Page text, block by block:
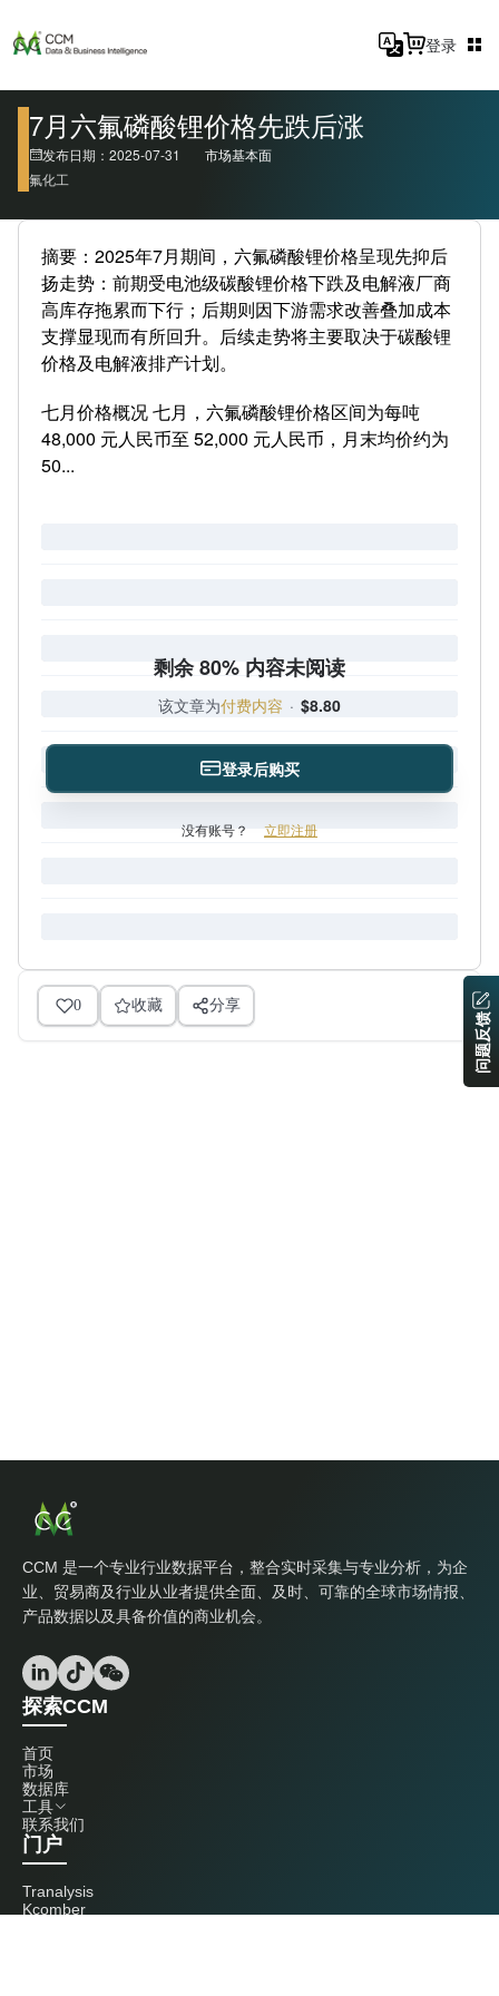
登录
7月六氟磷酸锂价格先跌后涨
发布日期：2025-07-31
市场基本面
氟化工
摘要：2025年7月期间，六氟磷酸锂价格呈现先抑后
扬走势：前期受电池级碳酸锂价格下跌及电解液厂商
高库存拖累而下行；后期则因下游需求改善叠加成本
支撑显现而有所回升。后续走势将主要取决于碳酸锂
价格及电解液排产计划。
七月价格概况 七月，六氟磷酸锂价格区间为每吨
48,000 元人民币至 52,000 元人民币，月末均价约为
50...
剩余 80% 内容未阅读
该文章为付费内容 · $8.80
登录后购买
没有账号？ 立即注册
0 收藏 分享
CCM 是一个专业行业数据平台，整合实时采集与专业分析，为企
业、贸易商及行业从业者提供全面、及时、可靠的全球市场情报、
产品数据以及具备价值的商业机会。
探索CCM
首页
市场
数据库
工具
联系我们
门户
Tranalysis
Kcomber
问题反馈